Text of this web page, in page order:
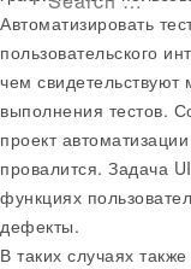
Автоматизировать
пользовательского
чем свидетельствуют
выполнения тестов.
проект
провалится. Задача
функциях
дефекты.
В таких случаях